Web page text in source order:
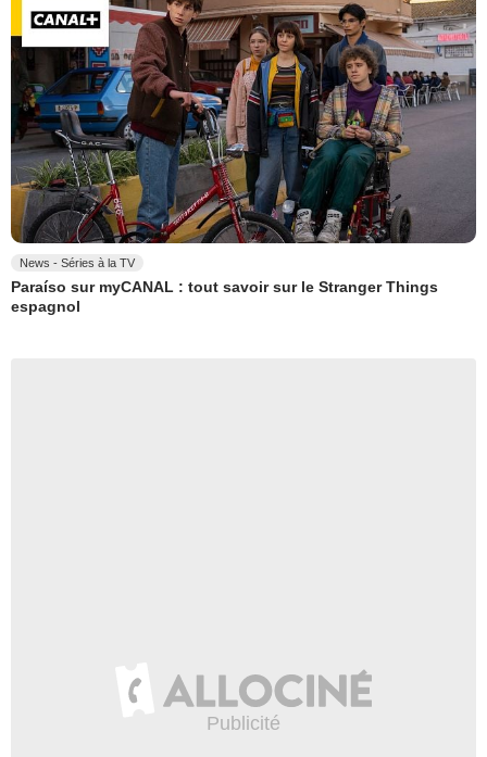
News - Séries à la TV
Paraíso sur myCANAL : tout savoir sur le Stranger Things
espagnol